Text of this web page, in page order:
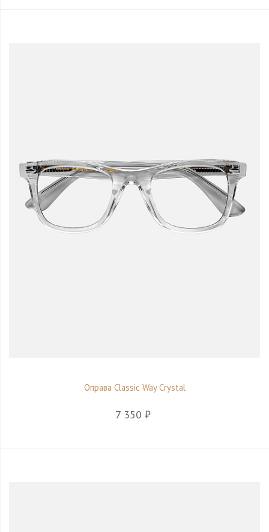
Оправа Classic Way Crystal
7 350 ₽